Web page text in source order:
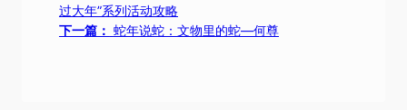
过大年”系列活动攻略
下一篇： 蛇年说蛇：文物里的蛇—何尊